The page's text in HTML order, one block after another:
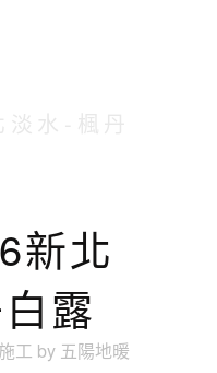
新北
露
工 by 五陽地暖